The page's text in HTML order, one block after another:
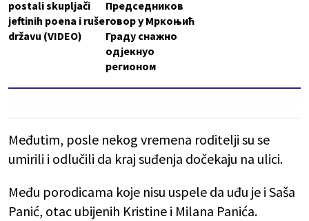
postali skupljači
jeftinih poena i ruše
državu (VIDEO)
Председников
говор у Мркоњић
Граду снажно
одјекнуо
регионом
Međutim, posle nekog vremena roditelji su se
umirili i odlučili da kraj suđenja dočekaju na ulici.
Među porodicama koje nisu uspele da uđu je i Saša
Panić, otac ubijenih Kristine i Milana Panića.